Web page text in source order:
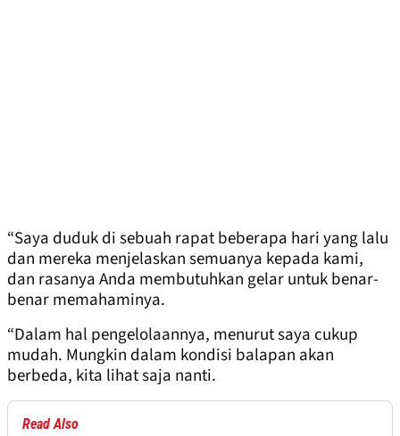
“Saya duduk di sebuah rapat beberapa hari yang lalu
dan mereka menjelaskan semuanya kepada kami,
dan rasanya Anda membutuhkan gelar untuk benar-
benar memahaminya.
“Dalam hal pengelolaannya, menurut saya cukup
mudah. ​​Mungkin dalam kondisi balapan akan
berbeda, kita lihat saja nanti.
Read Also